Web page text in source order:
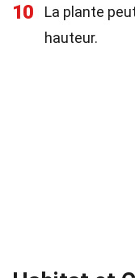
10
La plante
hauteur.